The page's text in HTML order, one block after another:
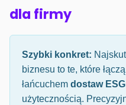
dla firmy
Szybki konkret:
biznesu to te, które
łańcuchem dostaw ESG
użytecznością.